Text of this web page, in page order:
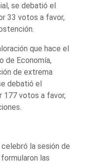
se debatió el
33 votos a favor,
que hace el
de Economía,
de extrema
debatió el
177 votos a favor,
la sesión de
las